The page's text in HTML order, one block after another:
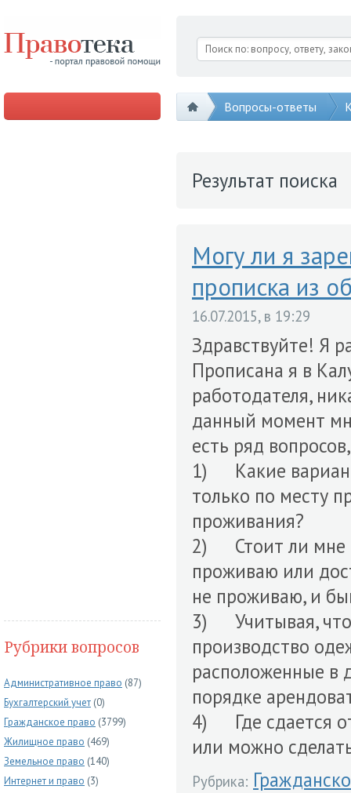
Вопросы-ответы
Рубрики вопросов
Административное право (87)
Бухгалтерский учет (0)
Гражданское право (3799)
Жилищное право (469)
Земельное право (140)
Интернет и право (3)
Результат поиска
Могу ли я
прописка из
16.07.2015, в 19:29
Здравствуйте! Я
Прописана я в
работодателя,
данный момент
есть ряд
1) Какие
только по месту
проживания?
2) Стоит ли мне
проживаю или
не проживаю, и
3) Учитывая, что
производство
расположенные в
порядке
4) Где сдается
или можно
Рубрика: